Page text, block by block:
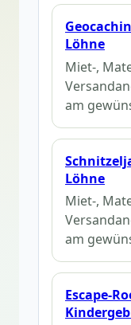
Löhne
Miet-,
am
Löhne
Miet-,
am
Escape-